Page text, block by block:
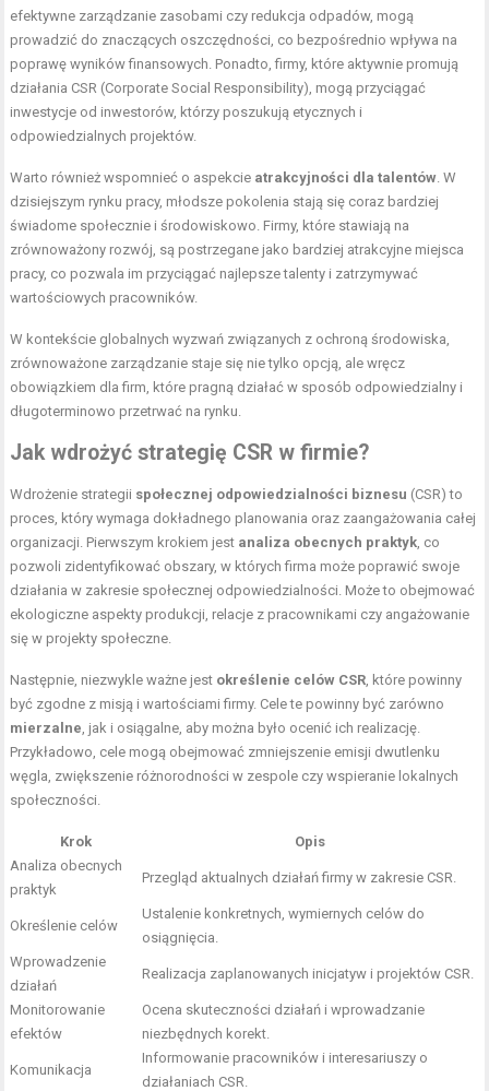
efektywne zarządzanie zasobami czy redukcja odpadów, mogą
prowadzić do znaczących oszczędności, co bezpośrednio wpływa na
poprawę wyników finansowych. Ponadto, firmy, które aktywnie promują
działania CSR (Corporate Social Responsibility), mogą przyciągać
inwestycje od inwestorów, którzy poszukują etycznych i
odpowiedzialnych projektów.
Warto również wspomnieć o aspekcie atrakcyjności dla talentów . W
dzisiejszym rynku pracy, młodsze pokolenia stają się coraz bardziej
świadome społecznie i środowiskowo. Firmy, które stawiają na
zrównoważony rozwój, są postrzegane jako bardziej atrakcyjne miejsca
pracy, co pozwala im przyciągać najlepsze talenty i zatrzymywać
wartościowych pracowników.
W kontekście globalnych wyzwań związanych z ochroną środowiska,
zrównoważone zarządzanie staje się nie tylko opcją, ale wręcz
obowiązkiem dla firm, które pragną działać w sposób odpowiedzialny i
długoterminowo przetrwać na rynku.
Jak wdrożyć strategię CSR w firmie?
Wdrożenie strategii społecznej odpowiedzialności biznesu (CSR) to
proces, który wymaga dokładnego planowania oraz zaangażowania całej
organizacji. Pierwszym krokiem jest analiza obecnych praktyk , co
pozwoli zidentyfikować obszary, w których firma może poprawić swoje
działania w zakresie społecznej odpowiedzialności. Może to obejmować
ekologiczne aspekty produkcji, relacje z pracownikami czy angażowanie
się w projekty społeczne.
Następnie, niezwykle ważne jest określenie celów CSR , które powinny
być zgodne z misją i wartościami firmy. Cele te powinny być zarówno
mierzalne , jak i osiągalne, aby można było ocenić ich realizację.
Przykładowo, cele mogą obejmować zmniejszenie emisji dwutlenku
węgla, zwiększenie różnorodności w zespole czy wspieranie lokalnych
społeczności.
Krok
Opis
Analiza obecnych
praktyk
Przegląd aktualnych działań firmy w zakresie CSR.
Określenie celów
Ustalenie konkretnych, wymiernych celów do
osiągnięcia.
Wprowadzenie
działań
Realizacja zaplanowanych inicjatyw i projektów CSR.
Monitorowanie
efektów
Ocena skuteczności działań i wprowadzanie
niezbędnych korekt.
Komunikacja
Informowanie pracowników i interesariuszy o
działaniach CSR.